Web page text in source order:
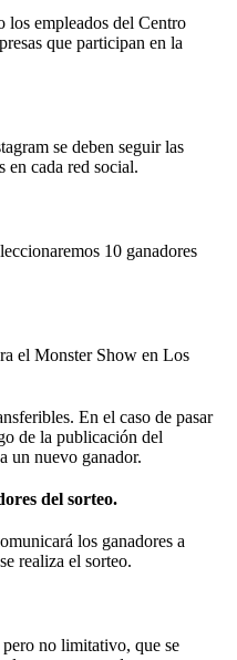
los empleados del Centro
que participan en la
se deben seguir las
en cada red social.
10 ganadores
el Monster Show en Los
En el caso de pasar
de la publicación del
un nuevo ganador.
del sorteo.
los ganadores a
realiza el sorteo.
no limitativo, que se